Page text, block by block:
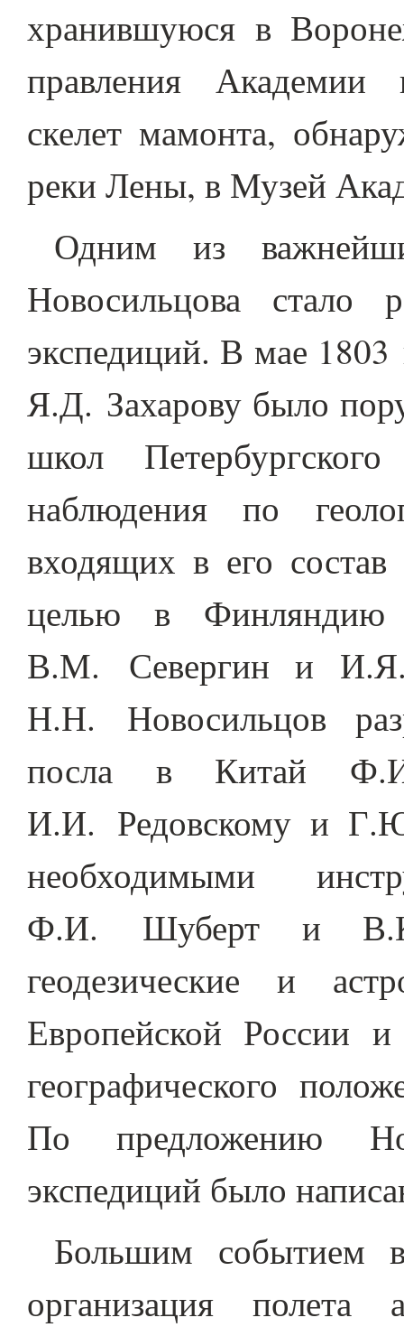
хранившуюся в
правления Академии
скелет мамонта,
реки Лены, в Музей
Одним из
Новосильцова стало
экспедиций. В мае
Я.Д. Захарову было
школ
наблюдения по
входящих в его
целью в Финляндию
В.М. Севергин и
Н.Н. Новосильцов
посла в Китай
И.И. Редовскому и
необходимыми
Ф.И. Шуберт и В.К.
геодезические и
Европейской России
географического
По предложению
экспедиций было
Большим событием
организация полета